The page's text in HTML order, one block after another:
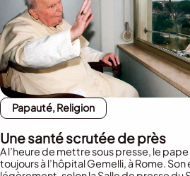
Papauté, Religion
Une santé scrutée de près
A l’heure de mettre sous presse, le
toujours à l’hôpital Gemelli, à Rome.